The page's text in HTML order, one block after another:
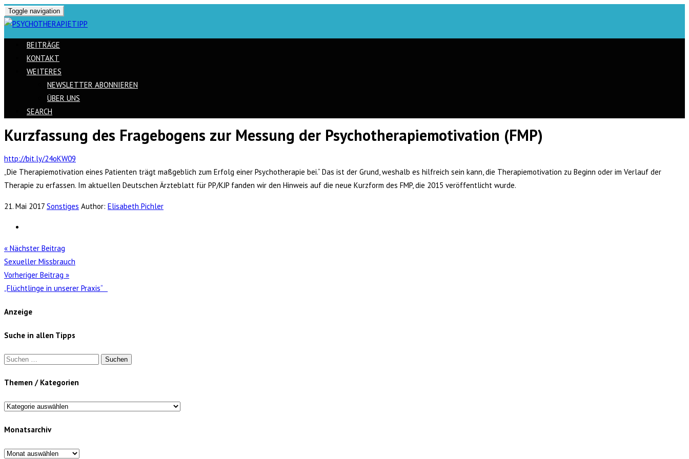
Toggle navigation
BEITRÄGE
KONTAKT
WEITERES
NEWSLETTER ABONNIEREN
ÜBER UNS
SEARCH
Skip
content
Kurzfassung des Fragebogens zur Messung der Psychotherapiemotivation (FMP)
http://bit.ly/24oKW09
„Die Therapiemotivation eines Patienten trägt maßgeblich zum Erfolg einer Psychotherapie bei.“ Das ist der Grund, weshalb es hilfreich sein kann, die Therapiemotivation zu Beginn oder im Verlauf der
Therapie zu erfassen. Im aktuellen Deutschen Ärzteblatt für PP/KJP fanden wir den Hinweis auf die neue Kurzform des FMP, die 2015 veröffentlicht wurde.
21. Mai 2017 Sonstiges Author: Elisabeth Pichler
« Nächster Beitrag
Sexueller Missbrauch
Vorheriger Beitrag »
„Flüchtlinge in unserer Praxis“
Anzeige
Suche in allen Tipps
Suchen
Themen / Kategorien
Themen
Kategorien
Monatsarchiv
Monatsarchiv